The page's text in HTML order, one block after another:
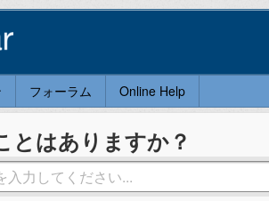
フォーラム Online Help
とはありますか？